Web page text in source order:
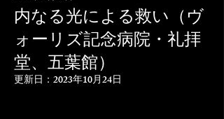
内なる光による救い（ヴ
ォーリズ記念病院・礼拝
堂、五葉館）
更新日： 2023年10月24日